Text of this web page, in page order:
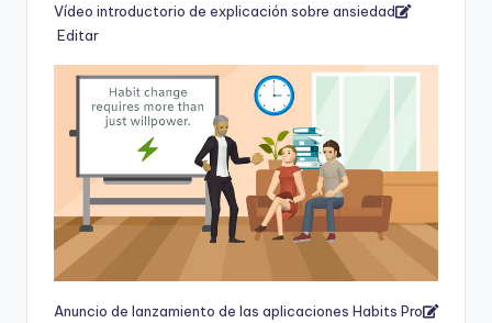
Vídeo introductorio de explicación sobre ansiedad
Editar
Anuncio de lanzamiento de las aplicaciones Habits Pro